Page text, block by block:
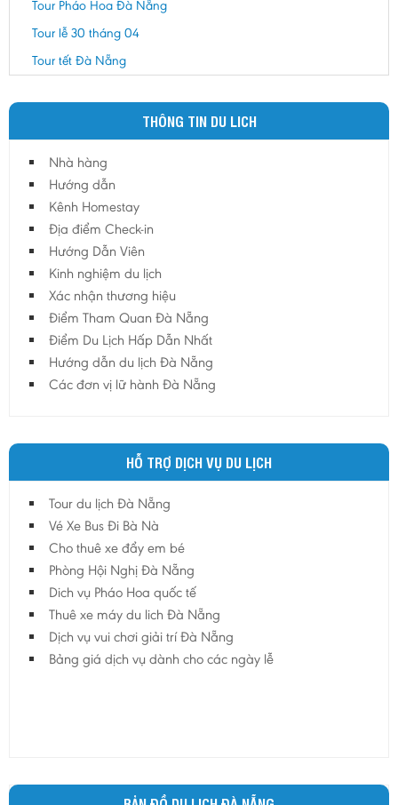
Tour Pháo Hoa Đà Nẵng
Tour lễ 30 tháng 04
Tour tết Đà Nẵng
THÔNG TIN DU LICH
Nhà hàng
Hướng dẫn
Kênh Homestay
Địa điểm Check-in
Hướng Dẫn Viên
Kinh nghiệm du lịch
Xác nhận thương hiệu
Điểm Tham Quan Đà Nẵng
Điểm Du Lịch Hấp Dẫn Nhất
Hướng dẫn du lịch Đà Nẵng
Các đơn vị lữ hành Đà Nẵng
HỖ TRỢ DỊCH VỤ DU LỊCH
Tour du lịch Đà Nẵng
Vé Xe Bus Đi Bà Nà
Cho thuê xe đẩy em bé
Phòng Hội Nghị Đà Nẵng
Dich vụ Pháo Hoa quốc tế
Thuê xe máy du lich Đà Nẵng
Dịch vụ vui chơi giải trí Đà Nẵng
Bảng giá dịch vụ dành cho các ngày lễ